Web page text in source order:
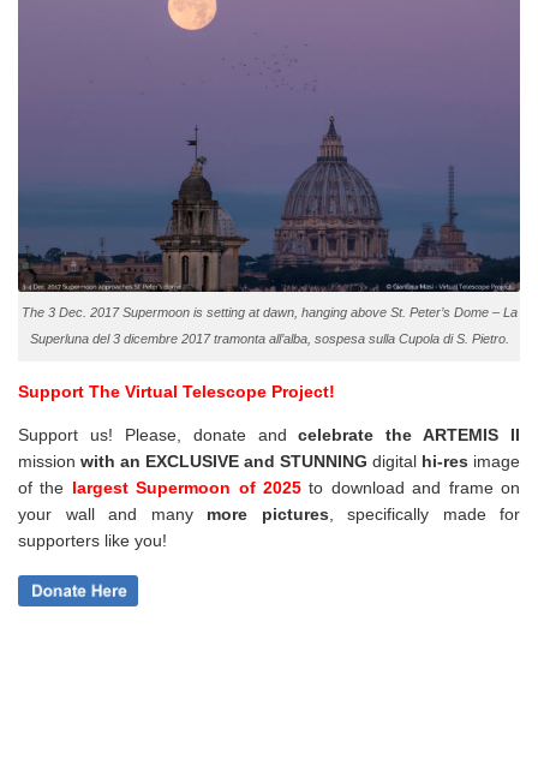
The 3 Dec. 2017 Supermoon is setting at dawn, hanging above St. Peter’s Dome – La
Superluna del 3 dicembre 2017 tramonta all’alba, sospesa sulla Cupola di S. Pietro.
Support The Virtual Telescope Project!
Support us! Please, donate andcelebrate the ARTEMIS II
mission with an EXCLUSIVE and STUNNING digital hi-res image
of the largest Supermoon of 2025to download and frame on
your wall and many more pictures
specifically made for
supporters like you!